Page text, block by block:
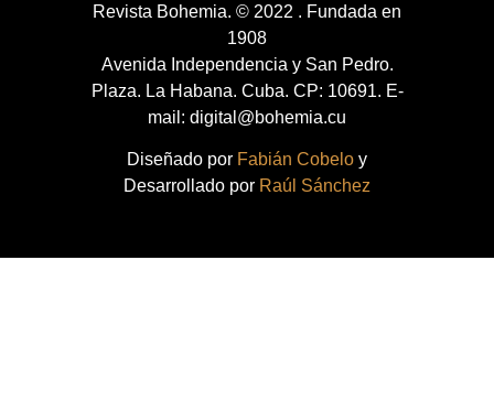
Revista Bohemia. © 2022 . Fundada en
1908
Avenida Independencia y San Pedro.
Plaza. La Habana. Cuba. CP: 10691. E-
mail: digital@bohemia.cu
Diseñado por Fabián Cobelo y
Desarrollado por Raúl Sánchez